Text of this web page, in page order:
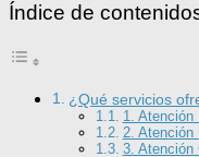
Índice de
¿Qué servicios
1. Atención
2. Atención
3. Atención